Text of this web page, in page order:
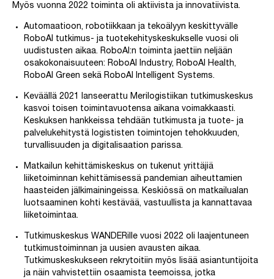
Myös vuonna 2022 toiminta oli aktiivista ja innovatiivista.
Automaatioon, robotiikkaan ja tekoälyyn keskittyvälle
RoboAI tutkimus- ja tuotekehityskeskukselle vuosi oli
uudistusten aikaa. RoboAI:n toiminta jaettiin neljään
osakokonaisuuteen: RoboAI Industry, RoboAI Health,
RoboAI Green sekä RoboAI Intelligent Systems.
Keväällä 2021 lanseerattuMerilogistiikan tutkimuskeskus
kasvoi toisen toimintavuotensa aikana voimakkaasti.
Keskuksen hankkeissa tehdään tutkimusta ja tuote- ja
palvelukehitystä logististen toimintojen tehokkuuden,
turvallisuuden ja digitalisaation parissa.
Matkailun kehittämiskeskus on tukenut yrittäjiä
liiketoiminnan kehittämisessä pandemian aiheuttamien
haasteiden jälkimainingeissa. Keskiössä on matkailualan
luotsaaminen kohti kestävää, vastuullista ja kannattavaa
liiketoimintaa.
Tutkimuskeskus WANDERille vuosi 2022 oli laajentuneen
tutkimustoiminnan ja uusien avausten aikaa.
Tutkimuskeskukseen rekrytoitiin myös lisää asiantuntijoita
ja näin vahvistettiin osaamista teemoissa, jotka